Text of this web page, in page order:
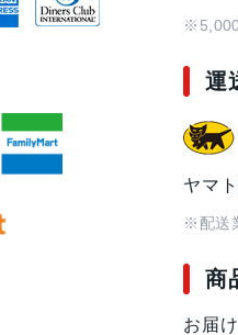
運
ヤマ
※配送
商
お届